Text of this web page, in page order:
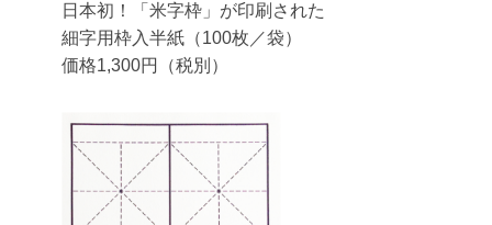
日本初！「米字枠」が印刷された
細字用枠入半紙（100枚／袋）
価格1,300円（税別）